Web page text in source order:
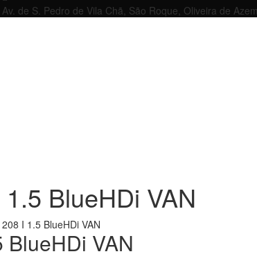
Av. de S. Pedro de Vila Chã, São Roque, Oliveira de
BlueHDi VAN
I 1.5 BlueHDi VAN
BlueHDi VAN